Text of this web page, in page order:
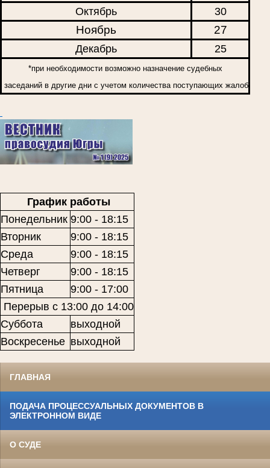
Октябрь
30
Ноябрь 27
Декабрь 25
*при необходимости возможно назначение судебных
заседаний в другие дни с учетом количества поступающих жалоб
График работы
Понедельник 9:00 - 18:15
Вторник
9:00 - 18:15
Среда
9:00 - 18:15
Четверг
9:00 - 18:15
Пятница
9:00 - 17:00
Перерыв с 13:00 до 14:00
Суббота
выходной
Воскресенье выходной
ГЛАВНАЯ
ПОДАЧА ПРОЦЕССУАЛЬНЫХ ДОКУМЕНТОВ В
ЭЛЕКТРОННОМ ВИДЕ
О СУДЕ